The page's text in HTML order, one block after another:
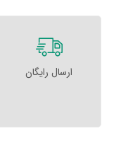
ارسال رایگان